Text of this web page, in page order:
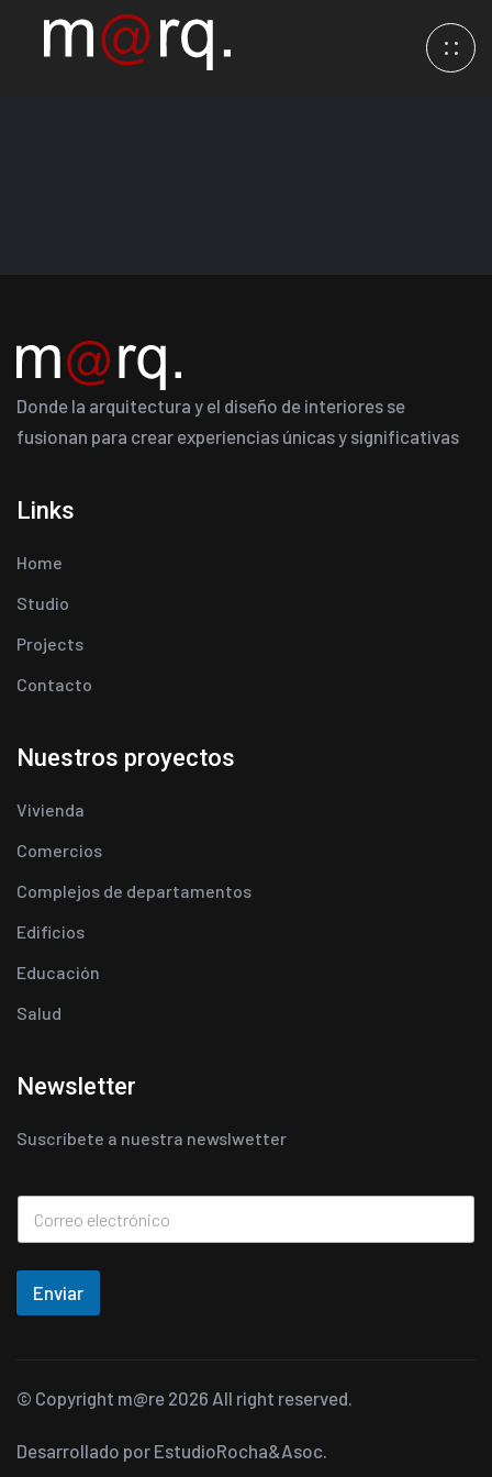
Donde la arquitectura y el diseño de interiores se
fusionan para crear experiencias únicas y significativas
Links
Home
Studio
Projects
Contacto
Nuestros proyectos
Vivienda
Comercios
Complejos de departamentos
Edificios
Educación
Salud
Newsletter
Suscríbete a nuestra newslwetter
Enviar
© Copyright m@re 2026 All right reserved.
Desarrollado por EstudioRocha&Asoc.